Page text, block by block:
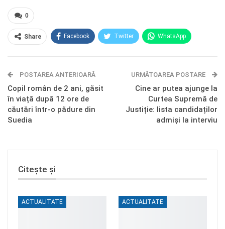
0
Share Facebook Twitter WhatsApp
Telegram OK.ru
POSTAREA ANTERIOARĂ
Copil român de 2 ani, găsit
în viață după 12 ore de
căutări într-o pădure din
Suedia
URMĂTOAREA POSTARE
Cine ar putea ajunge la
Curtea Supremă de
Justiție: lista candidaților
admiși la interviu
Citește și
ACTUALITATE ACTUALITATE